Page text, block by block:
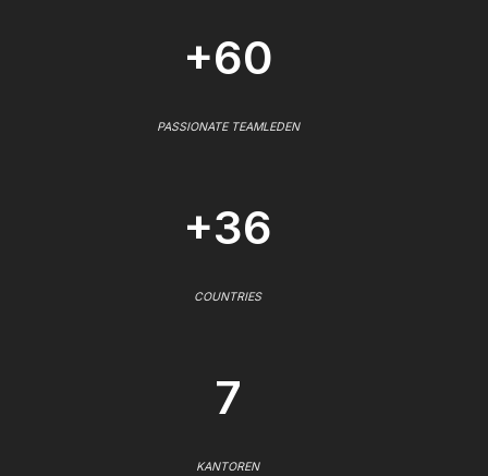
+60
PASSIONATE TEAMLEDEN
+36
COUNTRIES
7
KANTOREN